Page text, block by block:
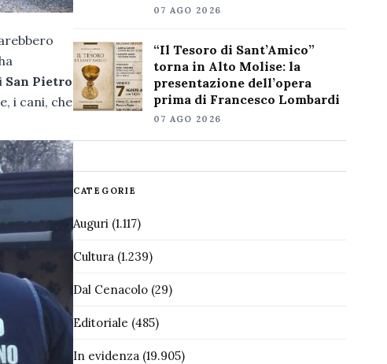
San Pietro
i cani, che
07 AGO 2026
“Il Tesoro di Sant’Amico”
torna in Alto Molise: la
presentazione dell’opera
prima di Francesco Lombardi
07 AGO 2026
CATEGORIE
Auguri(1.117)
Cultura(1.239)
Dal Cenacolo(29)
Editoriale (485)
In evidenza(19.905)